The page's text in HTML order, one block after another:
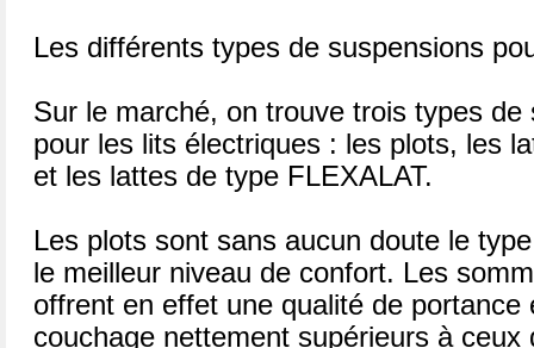
Les différents types de suspensions
Sur le marché, on trouve trois types de
pour les lits électriques : les plots, les
et les lattes de type FLEXALAT.
Les plots sont sans aucun doute le
le meilleur niveau de confort. Les
offrent en effet une qualité de portance
couchage nettement supérieurs à ceux